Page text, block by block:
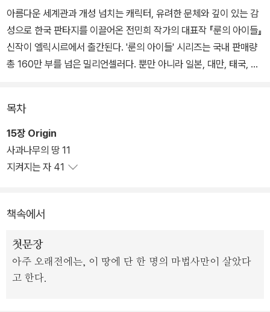
아름다운 세계관과 개성 넘치는 캐릭터, 유려한 문체와 깊이 있는 감
성으로 한국 판타지를 이끌어온 전민희 작가의 대표작 『룬의 아이들』
신작이 엘릭시르에서 출간된다. '룬의 아이들' 시리즈는 국내 판매량
총 160만 부를 넘은 밀리언셀러다. 뿐만 아니라 일본, 대만, 태국, 중
『룬의 아이들 - 블러디드』는 『룬의 아이들 - 윈터러』에 이은 2부 『룬
의 아이들 - 데모닉』이 완결된 지 11년 만의 신작이다. 1부 ‘룬의 아이
들’ 시리즈 3부에 해당하는 이번 작품은 실종된 오빠에 얽힌 비밀과
있는 전개와 새로운 캐릭터의 등장으로 첫 권부터 독자들의 호기심을
불러일으켜왔다. 소설의 클라이막스를 향해 달려가고 있는 이번 8권
에서는 전권에 이어 샤를로트가 지닌 ‘블러디드’라는 힘, 바로 그 힘의
목차
15장 Origin
사과나무의 땅 11
지켜지는 자 41
책속에서
첫문장
아주 오래전에는, 이 땅에 단 한 명의 마법사만이 살았다
고 한다.